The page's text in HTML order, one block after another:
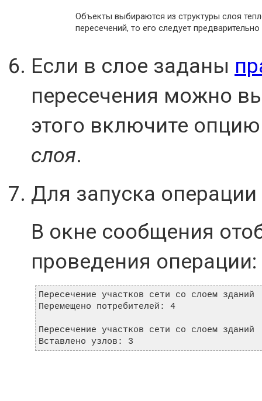
Объекты выбираются из структуры слоя
пересечений, то его следует предварительно
Если в слое заданы
пересечения можно
этого включите
слоя.
Для запуска
В окне сообщения
проведения операции:
Пересечение участков сети со слоем зданий
Перемещено потребителей: 4
Пересечение участков сети со слоем зданий
Вставлено узлов: 3